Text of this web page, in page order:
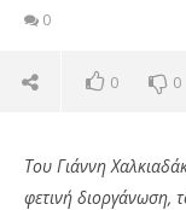
0
0 0
Του Γιάννη
φετινή διοργάνωση,